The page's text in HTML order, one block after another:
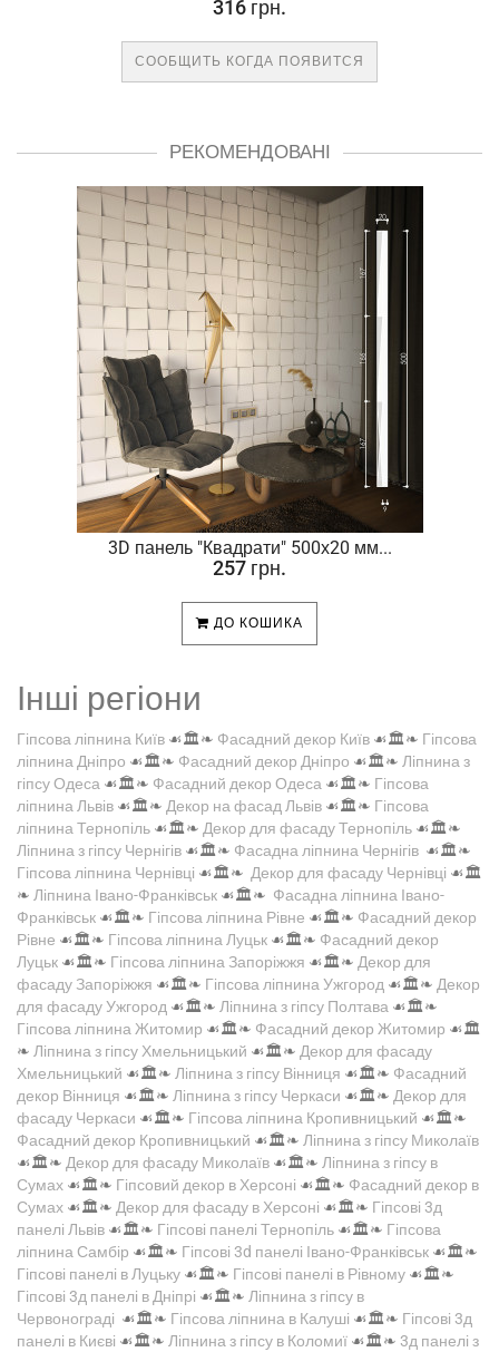
316 грн.
СООБЩИТЬ КОГДА ПОЯВИТСЯ
РЕКОМЕНДОВАНІ
3D панель "Квадрати" 500х20 мм...
257 грн.
ДО КОШИКА
Інші регіони
Гіпсова ліпнина Київ ☙🏛️❧ Фасадний декор Київ ☙🏛️❧ Гіпсова
ліпнина Дніпро ☙🏛️❧ Фасадний декор Дніпро ☙🏛️❧ Ліпнина з
гіпсу Одеса ☙🏛️❧ Фасадний декор Одеса ☙🏛️❧ Гіпсова
ліпнина Львів ☙🏛️❧ Декор на фасад Львів ☙🏛️❧ Гіпсова
ліпнина Тернопіль ☙🏛️❧ Декор для фасаду Тернопіль ☙🏛️❧
Ліпнина з гіпсу Чернігів ☙🏛️❧ Фасадна ліпнина Чернігів ☙🏛️❧
Гіпсова ліпнина Чернівці ☙🏛️❧ Декор для фасаду Чернівці ☙🏛️
❧ Ліпнина Івано-Франківськ ☙🏛️❧ Фасадна ліпнина Івано-
Франківськ ☙🏛️❧ Гіпсова ліпнина Рівне ☙🏛️❧ Фасадний декор
Рівне ☙🏛️❧ Гіпсова ліпнина Луцьк ☙🏛️❧ Фасадний декор
Луцьк ☙🏛️❧ Гіпсова ліпнина Запоріжжя ☙🏛️❧ Декор для
фасаду Запоріжжя ☙🏛️❧ Гіпсова ліпнина Ужгород ☙🏛️❧ Декор
для фасаду Ужгород ☙🏛️❧ Ліпнина з гіпсу Полтава ☙🏛️❧
Гіпсова ліпнина Житомир ☙🏛️❧ Фасадний декор Житомир ☙🏛️
❧ Ліпнина з гіпсу Хмельницький ☙🏛️❧ Декор для фасаду
Хмельницький ☙🏛️❧ Ліпнина з гіпсу Вінниця ☙🏛️❧ Фасадний
декор Вінниця ☙🏛️❧ Ліпнина з гіпсу Черкаси ☙🏛️❧ Декор для
фасаду Черкаси ☙🏛️❧ Гіпсова ліпнина Кропивницький ☙🏛️❧
Фасадний декор Кропивницький ☙🏛️❧ Ліпнина з гіпсу Миколаїв
☙🏛️❧ Декор для фасаду Миколаїв ☙🏛️❧ Ліпнина з гіпсу в
Сумах ☙🏛️❧ Гіпсовий декор в Херсоні ☙🏛️❧ Фасадний декор в
Сумах ☙🏛️❧ Декор для фасаду в Херсоні ☙🏛️❧ Гіпсові 3д
панелі Львів ☙🏛️❧ Гіпсові панелі Тернопіль ☙🏛️❧ Гіпсова
ліпнина Самбір ☙🏛️❧ Гіпсові 3d панелі Івано-Франківськ ☙🏛️❧
Гіпсові панелі в Луцьку ☙🏛️❧ Гіпсові панелі в Рівному ☙🏛️❧
Гіпсові 3д панелі в Дніпрі ☙🏛️❧ Ліпнина з гіпсу в
Червонограді ☙🏛️❧ Гіпсова ліпнина в Калуші ☙🏛️❧ Гіпсові 3д
панелі в Києві ☙🏛️❧ Ліпнина з гіпсу в Коломиї ☙🏛️❧ 3д панелі з